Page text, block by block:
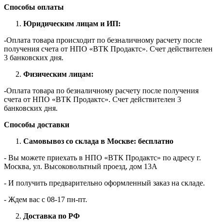
Способы оплаты
Юридическим лицам и ИП:
-Оплата товара происходит по безналичному расчету после
получения счета от НПО «ВТК Продактс». Счет действителен
3 банковских дня.
Физическим лицам:
-Оплата товара по безналичному расчету после получения
счета от НПО «ВТК Продактс». Счет действителен 3
банковских дня.
Способы доставки
Самовывоз со склада в Москве: бесплатно
- Вы можете приехать в НПО «ВТК Продактс» по адресу г.
Москва, ул. Высоковольтный проезд, дом 13А
- И получить предварительно оформленный заказ на складе.
- Ждем вас c 08-17 пн-пт.
Доставка по РФ